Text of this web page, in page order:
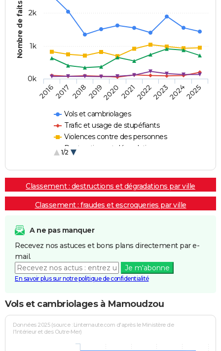
Nombre de faits
Vols et cambriolages
Trafic et usage de stupéfiants
Violences contre des personnes
Destructions et dégradations
1/2
20162017 20182019202020212022202320242025
0k
1k
2k
Classement : destructions et dégradations par ville
Classement : fraudes et escroqueries par ville
A ne pas manquer
Recevez nos astuces et bons plans directement par e-
mail.
Je m'abonne
En savoir plus sur notre politique de confidentialité
Vols et cambriolages à Mamoudzou
Données 2025 (source : Linternaute.com d'après le Ministère de
l'Intérieur et des Outre-Mer)